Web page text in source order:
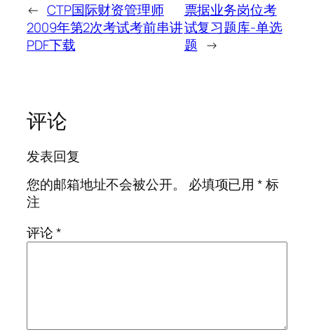
← CTP国际财资管理师
2009年第2次考试考前串讲
PDF下载
票据业务岗位考
试复习题库-单选
题 →
评论
发表回复
您的邮箱地址不会被公开。
必填项已用*标
注
评论*